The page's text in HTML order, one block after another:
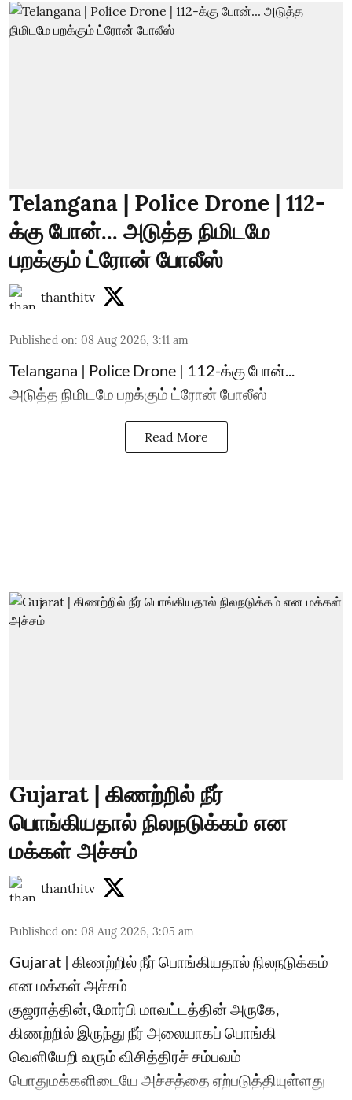
Telangana | Police Drone | 112-
க்கு போன்... அடுத்த நிமிடமே
பறக்கும் ட்ரோன் போலீஸ்
thanthitv
Published on: 08 Aug 2026, 3:11 am
Telangana | Police Drone | 112-க்கு போன்...
அடுத்த நிமிடமே பறக்கும் ட்ரோன் போலீஸ்
Read More
Gujarat | கிணற்றில் நீர்
பொங்கியதால் நிலநடுக்கம் என
மக்கள் அச்சம்
thanthitv
Published on: 08 Aug 2026, 3:05 am
Gujarat | கிணற்றில் நீர் பொங்கியதால் நிலநடுக்கம்
என மக்கள் அச்சம்
குஜராத்தின், மோர்பி மாவட்டத்தின் அருகே,
கிணற்றில் இருந்து நீர் அலையாகப் பொங்கி
வெளியேறி வரும் விசித்திரச் சம்பவம்
பொதுமக்களிடையே அச்சத்தை ஏற்படுத்தியுள்ளது